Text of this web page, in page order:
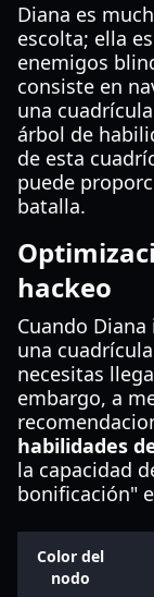
Diana es
escolta; ella
enemigos
consiste en
una
árbol de
de esta
puede
batalla.
hackeo
Cuando
una
necesitas
embargo, a
habilidades
la capacidad
bonificación"
Color del
nodo